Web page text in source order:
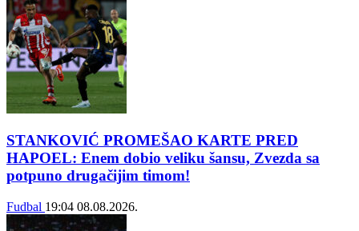
STANKOVIĆ PROMEŠAO KARTE PRED
HAPOEL: Enem dobio veliku šansu, Zvezda sa
potpuno drugačijim timom!
Fudbal 19:04 08.08.2026.